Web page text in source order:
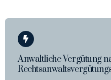
Anwaltliche Vergütung